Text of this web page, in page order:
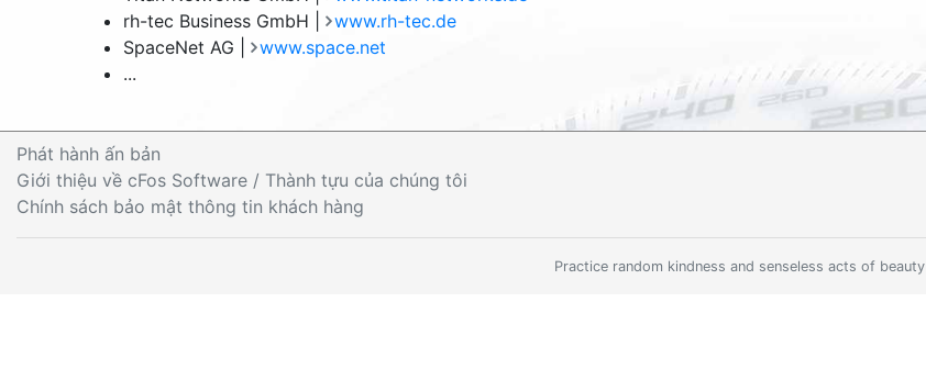
rh-tec Business GmbH |
www.rh-tec.de
SpaceNet AG |
www.space.net
...
Phát hành ấn bản
Giới thiệu về cFos Software / Thành tựu của chúng tôi
Chính sách bảo mật thông tin khách hàng
Practice random kindness and senseless acts of beauty